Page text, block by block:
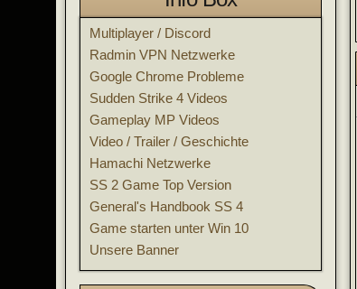
Multiplayer / Discord
Radmin VPN Netzwerke
Google Chrome Probleme
Sudden Strike 4 Videos
Gameplay MP Videos
Video / Trailer / Geschichte
Hamachi Netzwerke
SS 2 Game Top Version
General's Handbook SS 4
Game starten unter Win 10
Unsere Banner